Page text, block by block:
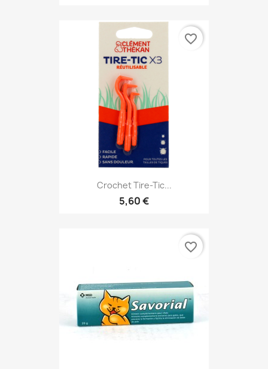
Crochet Tire-Tic...
5,60 €
favorite_border
favorite_border